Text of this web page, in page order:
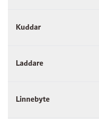
Kuddar
Laddare
Linnebyte